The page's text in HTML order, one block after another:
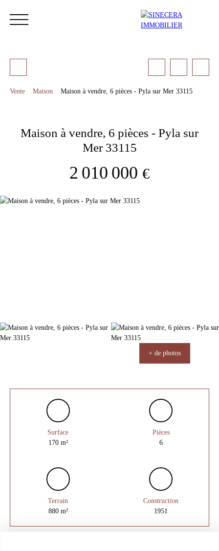
Vente Maison Maison à vendre, 6 pièces - Pyla sur Mer 33115
Maison à vendre, 6 pièces - Pyla sur
Mer 33115
2 010 000 €
+ de photos
Surface
170 m²
Pièces
6
Terrain
880 m²
Construction
1951